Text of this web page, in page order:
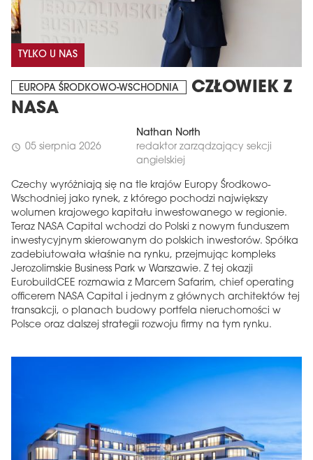
TYLKO U NAS
EUROPA ŚRODKOWO-WSCHODNIA
CZŁOWIEK Z
NASA
schedule 05 sierpnia 2026
Nathan North
redaktor zarządzający sekcji
angielskiej
Czechy wyróżniają się na tle krajów Europy Środkowo-
Wschodniej jako rynek, z którego pochodzi największy
wolumen krajowego kapitału inwestowanego w regionie.
Teraz NASA Capital wchodzi do Polski z nowym funduszem
inwestycyjnym skierowanym do polskich inwestorów. Spółka
zadebiutowała właśnie na rynku, przejmując kompleks
Jerozolimskie Business Park w Warszawie. Z tej okazji
EurobuildCEE rozmawia z Marcem Safarim, chief operating
officerem NASA Capital i jednym z głównych architektów tej
transakcji, o planach budowy portfela nieruchomości w
Polsce oraz dalszej strategii rozwoju firmy na tym rynku.